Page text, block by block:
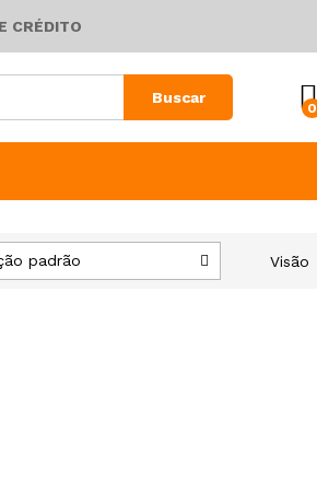
CRÉDITO
Buscar
0
Visão
padrão